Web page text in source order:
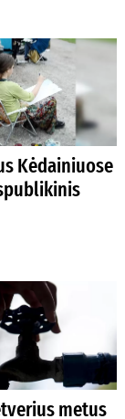
Kėdainiuose
metus